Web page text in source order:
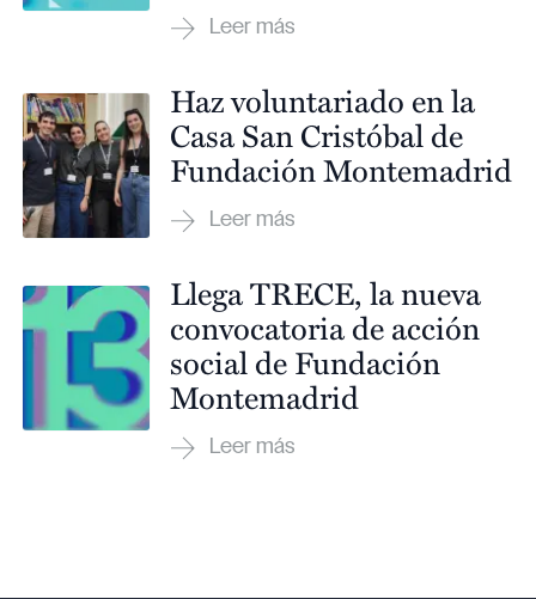
Haz voluntariado en la
Casa San Cristóbal de
Fundación Montemadrid
Llega TRECE, la nueva
convocatoria de acción
social de Fundación
Montemadrid